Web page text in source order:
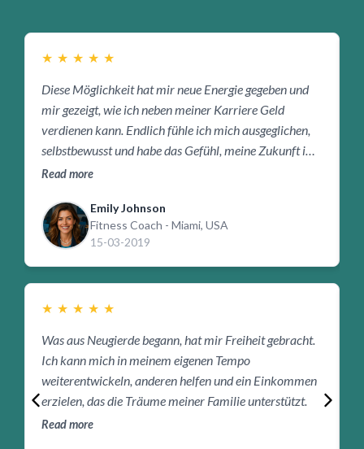
★ ★ ★ ★ ★
Diese Möglichkeit hat mir neue Energie gegeben und
mir gezeigt, wie ich neben meiner Karriere Geld
verdienen kann. Endlich fühle ich mich ausgeglichen,
selbstbewusst und habe das Gefühl, meine Zukunft im
Griff zu haben.
Read more
Emily Johnson
Fitness Coach - Miami, USA
15-03-2019
★ ★ ★ ★ ★
Was aus Neugierde begann, hat mir Freiheit gebracht.
Ich kann mich in meinem eigenen Tempo
weiterentwickeln, anderen helfen und ein Einkommen
erzielen, das die Träume meiner Familie unterstützt.
Read more